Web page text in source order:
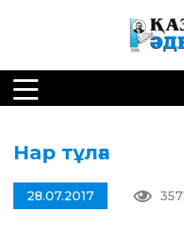
Нар тұлға
28.07.2017